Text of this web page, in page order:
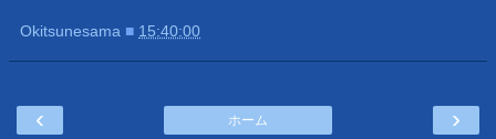
Okitsunesama ■ 15:40:00
‹ ›
ホーム